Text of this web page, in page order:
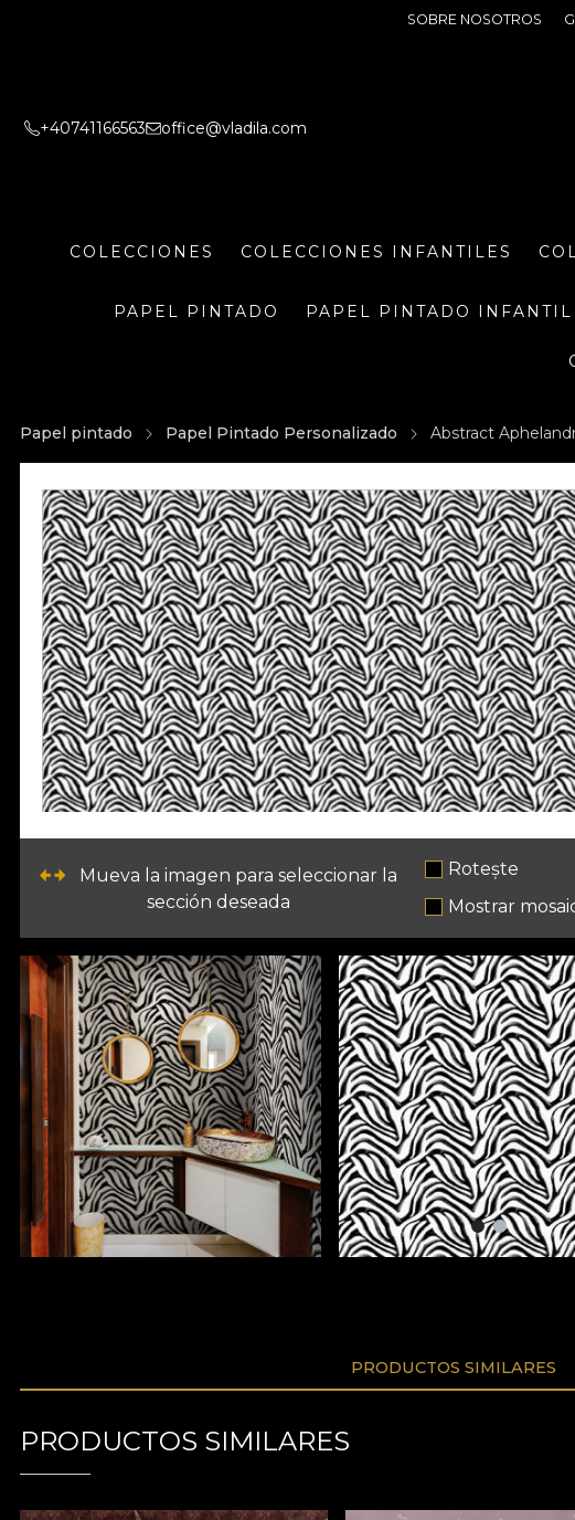
SOBRE NOSOTROS
+40741166563 office@vladila.com
COLECCIONES COLECCIONES INFANTILES
PAPEL PINTADO PAPEL PINTADO INFANTIL
Papel pintado Papel Pintado Personalizado Abstract
Mueva la imagen para seleccionar la
sección deseada
Rotește
Mostrar
PRODUCTOS SIMILARES
PRODUCTOS SIMILARES